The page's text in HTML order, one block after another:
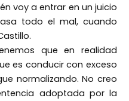
voy a entrar en un juicio
todo el mal, cuando
que en realidad
es conducir con exceso
normalizando. No creo
adoptada por la